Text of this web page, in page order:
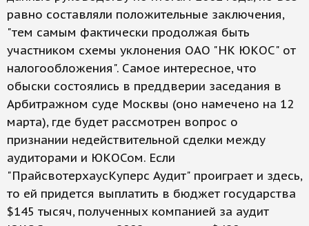
равно составляли положительные заключения,
"тем самым фактически продолжая быть
участником схемы уклонения ОАО "НК ЮКОС" от
налогообложения". Самое интересное, что
обыски состоялись в преддверии заседания в
Арбитражном суде Москвы (оно намечено на 12
марта), где будет рассмотрен вопрос о
признании недействительной сделки между
аудиторами и ЮКОСом. Если
"ПрайсвотерхаусКуперс Аудит" проиграет и здесь,
то ей придется выплатить в бюджет государства
$145 тысяч, полученных компанией за аудит